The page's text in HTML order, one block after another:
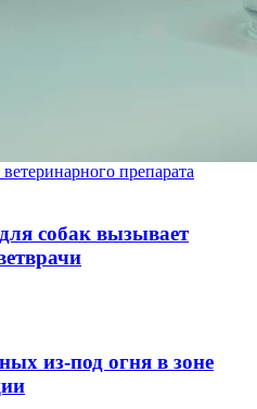
препарата
собак вызывает
из-под огня в зоне